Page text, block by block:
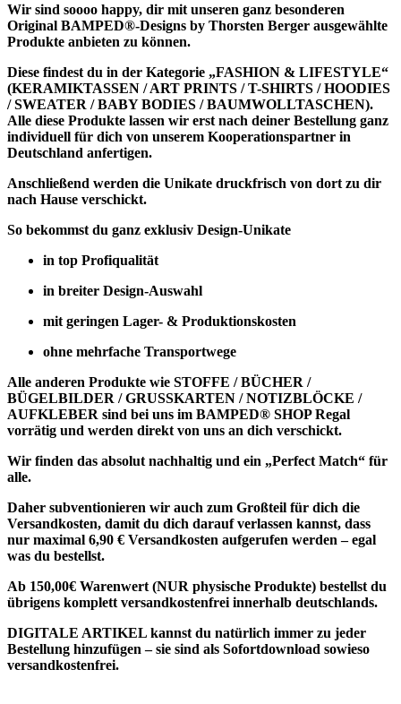
Wir sind soooo happy, dir mit unseren ganz besonderen
Original BAMPED®-Designs by Thorsten Berger ausgewählte
Produkte anbieten zu können.
Diese findest du in der Kategorie „FASHION & LIFESTYLE“
(KERAMIKTASSEN / ART PRINTS / T-SHIRTS / HOODIES
/ SWEATER / BABY BODIES / BAUMWOLLTASCHEN).
Alle diese Produkte lassen wir erst nach deiner Bestellung ganz
individuell für dich von unserem Kooperationspartner in
Deutschland anfertigen.
Anschließend werden die Unikate druckfrisch von dort zu dir
nach Hause verschickt.
So bekommst du ganz exklusiv Design-Unikate
in top Profiqualität
in breiter Design-Auswahl
mit geringen Lager- & Produktionskosten
ohne mehrfache Transportwege
Alle anderen Produkte wie STOFFE / BÜCHER /
BÜGELBILDER / GRUSSKARTEN / NOTIZBLÖCKE /
AUFKLEBER sind bei uns im BAMPED® SHOP Regal
vorrätig und werden direkt von uns an dich verschickt.
Wir finden das absolut nachhaltig und ein „Perfect Match“ für
alle.
Daher subventionieren wir auch zum Großteil für dich die
Versandkosten, damit du dich darauf verlassen kannst, dass
nur maximal 6,90 € Versandkosten aufgerufen werden – egal
was du bestellst.
Ab 150,00€ Warenwert (NUR physische Produkte) bestellst du
übrigens komplett versandkostenfrei innerhalb deutschlands.
DIGITALE ARTIKEL kannst du natürlich immer zu jeder
Bestellung hinzufügen – sie sind als Sofortdownload sowieso
versandkostenfrei.